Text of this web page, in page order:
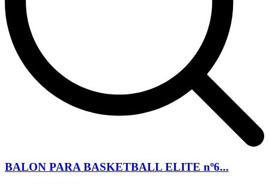
BALON PARA BASKETBALL ELITE nº6...